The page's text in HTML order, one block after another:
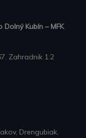
Dolný Kubín – MFK
Zahradnik 1:2
Drengubiak,